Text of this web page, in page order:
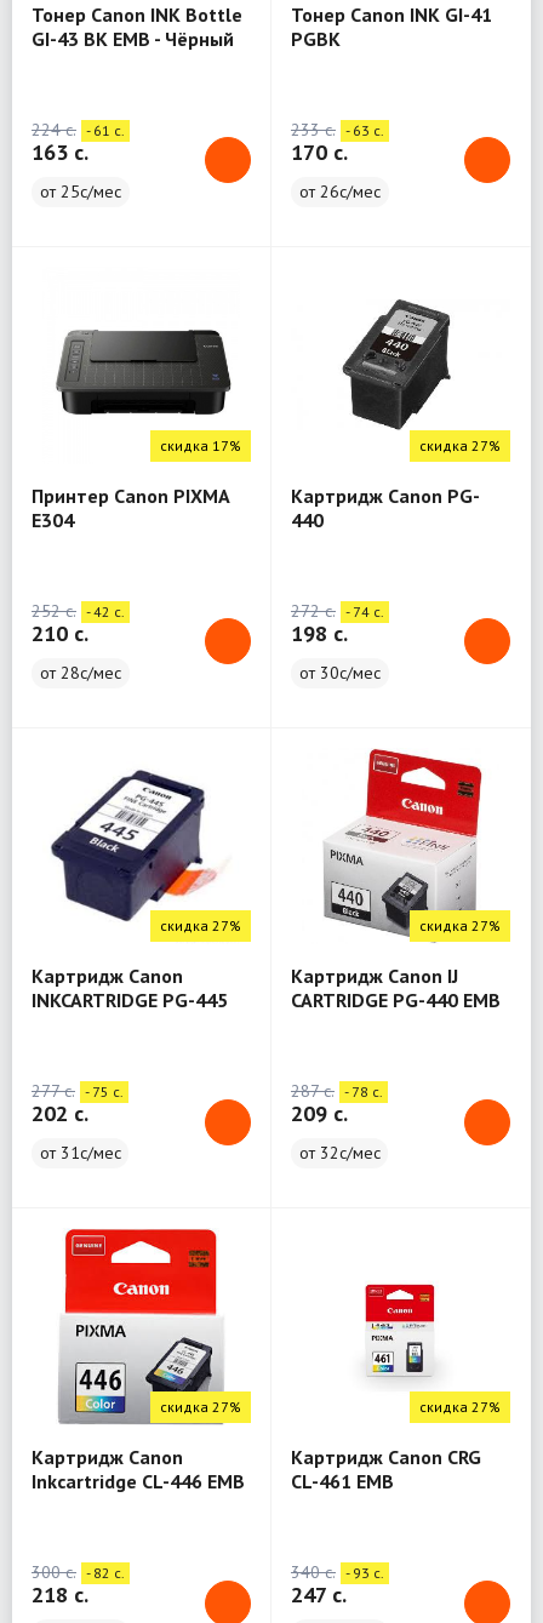
Тонер Canon INK Bottle
GI-43 BK EMB - Чёрный
224 c. - 61 c.
163 c.
от 25с/мес
Тонер Canon INK GI-41
PGBK
233 c. - 63 c.
170 c.
от 26с/мес
скидка 17%
Принтер Canon PIXMA
E304
252 c. - 42 c.
210 c.
от 28с/мес
скидка 27%
Картридж Canon PG-
440
272 c. - 74 c.
198 c.
от 30с/мес
скидка 27%
Картридж Canon
INKCARTRIDGE PG-445
277 c. - 75 c.
202 c.
от 31с/мес
скидка 27%
Картридж Canon IJ
CARTRIDGE PG-440 EMB
287 c. - 78 c.
209 c.
от 32с/мес
скидка 27%
Картридж Canon
Inkcartridge CL-446 EMB
300 c. - 82 c.
218 c.
скидка 27%
Картридж Canon CRG
CL-461 EMB
340 c. - 93 c.
247 c.